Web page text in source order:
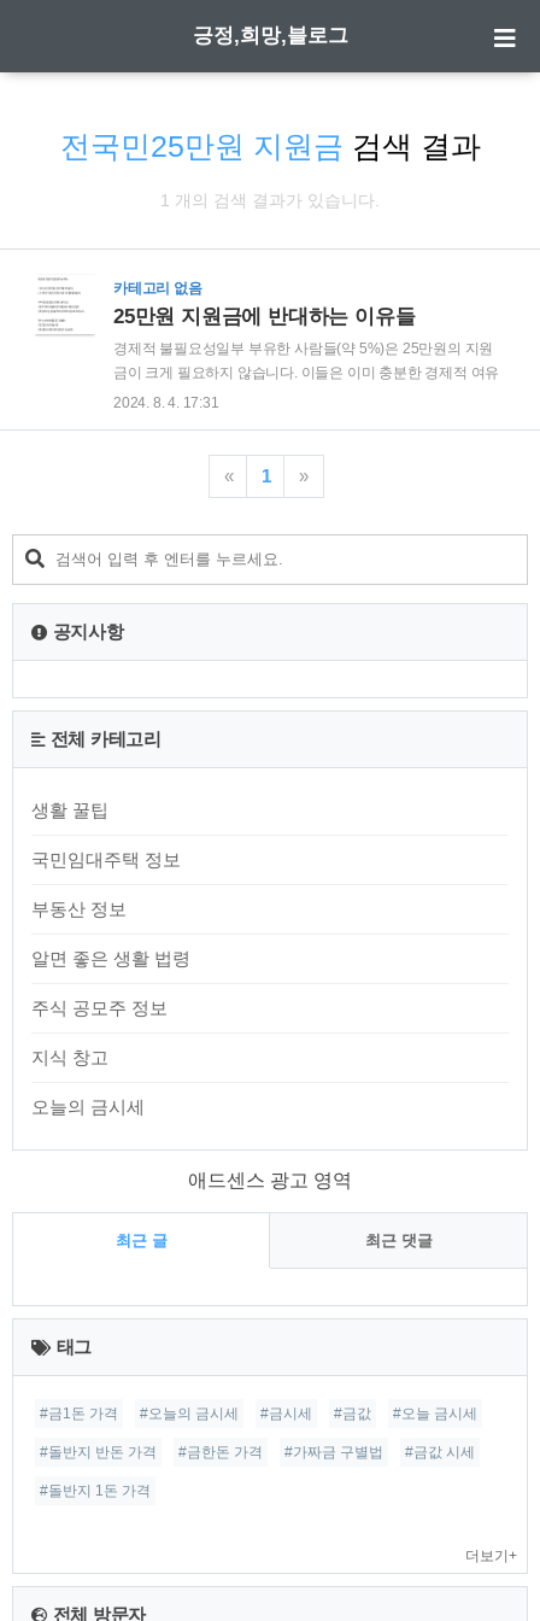
긍정,희망,블로그
전국민25만원 지원금 검색 결과
1 개의 검색 결과가 있습니다.
카테고리 없음
25만원 지원금에 반대하는 이유들
경제적 불필요성일부 부유한 사람들(약 5%)은 25만원의 지원
금이 크게 필요하지 않습니다. 이들은 이미 충분한 경제적 여유
가 있어, 추가적인 지원금을 받는 것이 큰 의미가 없다고 생각할
에게 양보하는 것이 바람직하다고 여길 수 있습니다. 그들은 이
러한 지원금이 오히려 국가 재정을 낭비하는 것으로 보일 수 있
체적인 복지 향상에 기여할 것이라고 믿습니다. 25만원 민생회
복지원금 궁금증 총정리 받는 법 꿀팁! 25만원 지원금 반대 이유
2024. 8. 4. 17:31
« 1 »
공지사항
전체 카테고리
생활 꿀팁
국민임대주택 정보
부동산 정보
알면 좋은 생활 법령
주식 공모주 정보
지식 창고
오늘의 금시세
애드센스 광고 영역
최근 글 최근 댓글
최
근
글
태그
#금1돈 가격 #오늘의 금시세 #금시세 #금값 #오늘 금시세
#돌반지 반돈 가격 #금한돈 가격 #가짜금 구별법 #금값 시세
#돌반지 1돈 가격
더보기+
전체 방문자